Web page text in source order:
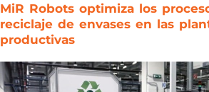
MiR Robots optimiza los
reciclaje de envases en las
productivas